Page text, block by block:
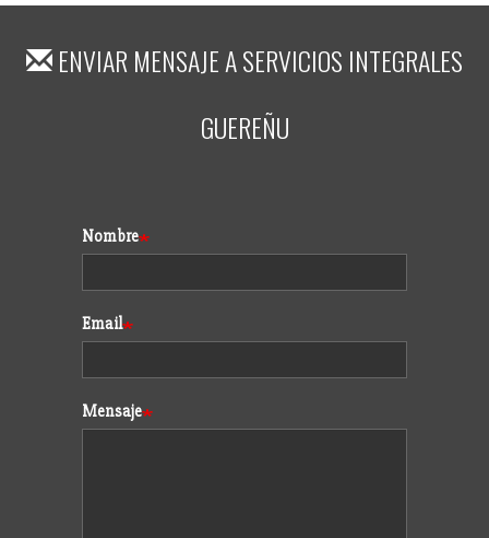
ENVIAR MENSAJE ASERVICIOS INTEGRALES
GUEREÑU
Formulario
Nombre
Email
Mensaje